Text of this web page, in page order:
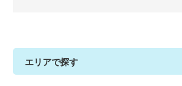
エリアで探す